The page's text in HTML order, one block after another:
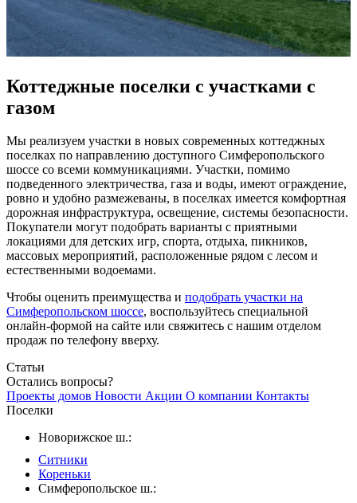
Коттеджные поселки с участками с
газом
Мы реализуем участки в новых современных коттеджных
поселках по направлению доступного Симферопольского
шоссе со всеми коммуникациями. Участки, помимо
подведенного электричества, газа и воды, имеют ограждение,
ровно и удобно размежеваны, в поселках имеется комфортная
дорожная инфраструктура, освещение, системы безопасности.
Покупатели могут подобрать варианты с приятными
локациями для детских игр, спорта, отдыха, пикников,
массовых мероприятий, расположенные рядом с лесом и
естественными водоемами.
Чтобы оценить преимущества и подобрать участки на
Симферопольском шоссе, воспользуйтесь специальной
онлайн-формой на сайте или свяжитесь с нашим отделом
продаж по телефону вверху.
Статьи
Остались вопросы?
Проекты домов Новости Акции О компании Контакты
Поселки
Новорижское ш.:
Ситники
Кореньки
Симферопольское ш.: